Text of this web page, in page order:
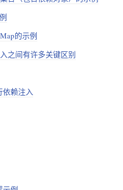
的示例
之间有许多关键区别
依赖注入